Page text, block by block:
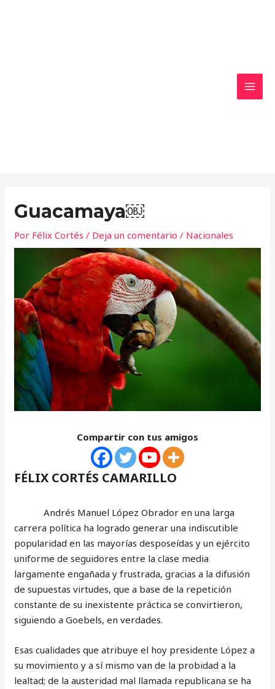
Guacamaya￼
Por Félix Cortés/ Deja un comentario / Nacionales
Compartir con tus amigos
FÉLIX CORTÉS CAMARILLO
Andrés Manuel López Obrador en una larga
carrera política ha logrado generar una indiscutible
popularidad en las mayorías desposeídas y un ejército
uniforme de seguidores entre la clase media
largamente engañada y frustrada, gracias a la difusión
de supuestas virtudes, que a base de la repetición
constante de su inexistente práctica se convirtieron,
siguiendo a Goebels, en verdades.
Esas cualidades que atribuye el hoy presidente López a
su movimiento y a sí mismo van de la probidad a la
lealtad; de la austeridad mal llamada republicana se ha